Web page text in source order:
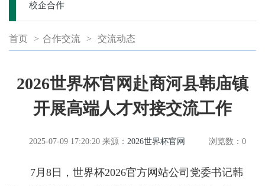
校企合作
首页 > 合作交流 > 交流动态
2026世界杯官网赴商河县韩庙镇
开展高端人才对接交流工作
2025-07-09 17:20:20 来源： 2026世界杯官网 浏览数： 0
7月8日，世界杯2026官方网站公司党委书记韩